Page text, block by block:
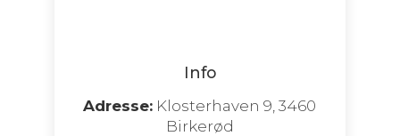
Info
Adresse: Klosterhaven 9, 3460
Birkerød